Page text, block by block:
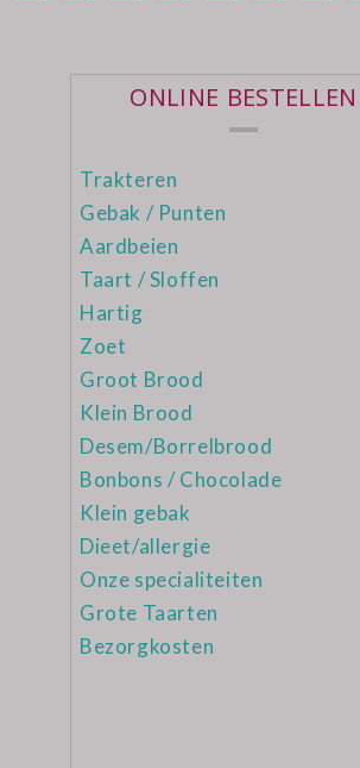
ONLINE BESTELLEN
Trakteren
Gebak / Punten
Aardbeien
Taart / Sloffen
Hartig
Zoet
Groot Brood
Klein Brood
Desem/Borrelbrood
Bonbons / Chocolade
Klein gebak
Dieet/allergie
Onze specialiteiten
Grote Taarten
Bezorgkosten